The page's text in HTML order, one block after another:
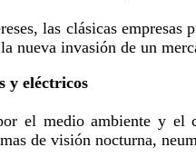
las clásicas empresas
nueva invasión de un
y eléctricos
el medio ambiente y el
de visión nocturna,